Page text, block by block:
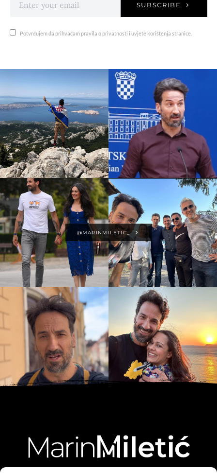
SUBSCRIBE
Potvrđujem da prihvaćam pravila o privatnosti i uvjete korištenja stranice.
@MARINMILETIC_